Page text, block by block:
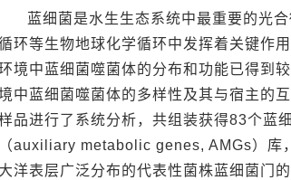
蓝细菌是水生生态系统中最重要的光
环等生物地球化学循环中发挥着关键作
境中蓝细菌噬菌体的分布和功能已得到
中蓝细菌噬菌体的多样性及其与宿主的
品进行了系统分析，共组装获得83个蓝
（auxiliary metabolic genes, AMGs）库
大洋表层广泛分布的代表性菌株蓝细菌门